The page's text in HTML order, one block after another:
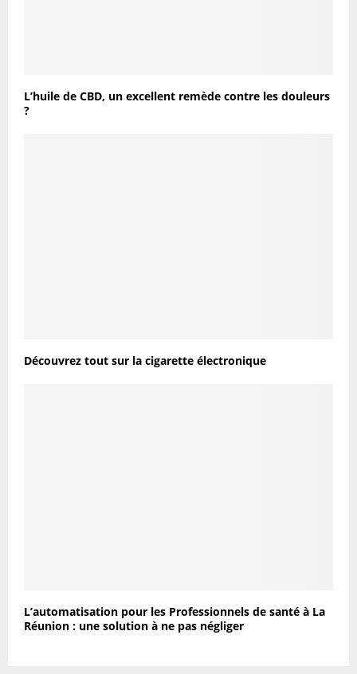
L’huile de CBD, un excellent remède contre les douleurs
?
Découvrez tout sur la cigarette électronique
L’automatisation pour les Professionnels de santé à La
Réunion : une solution à ne pas négliger